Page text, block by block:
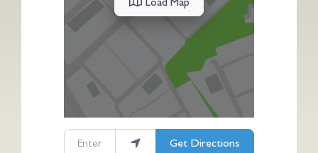
Enter your location
Get Directions